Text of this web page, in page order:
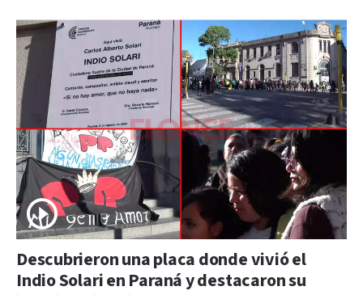
Descubrieron una placa donde vivió el
Indio Solari en Paraná y destacaron su